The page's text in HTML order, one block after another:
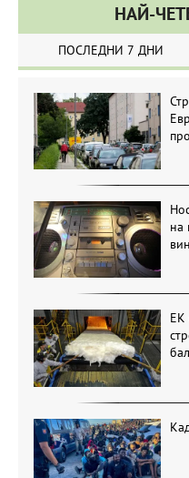
НАЙ-
ПОСЛЕДНИ 7 ДНИ
на
ЕК